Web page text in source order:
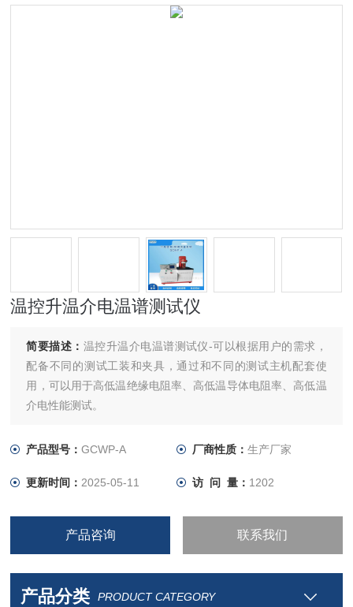
温控升温介电温谱测试仪
简要描述： 温控升温介电温谱测试仪-可以根据用户的需求，
配备不同的测试工装和夹具，通过和不同的测试主机配套使
用，可以用于高低温绝缘电阻率、高低温导体电阻率、高低温
介电性能测试。
产品型号：GCWP-A 厂商性质： 生产厂家
更新时间： 2025-05-11 访 问 量： 1202
产品咨询 联系我们
产品分类 PRODUCT CATEGORY